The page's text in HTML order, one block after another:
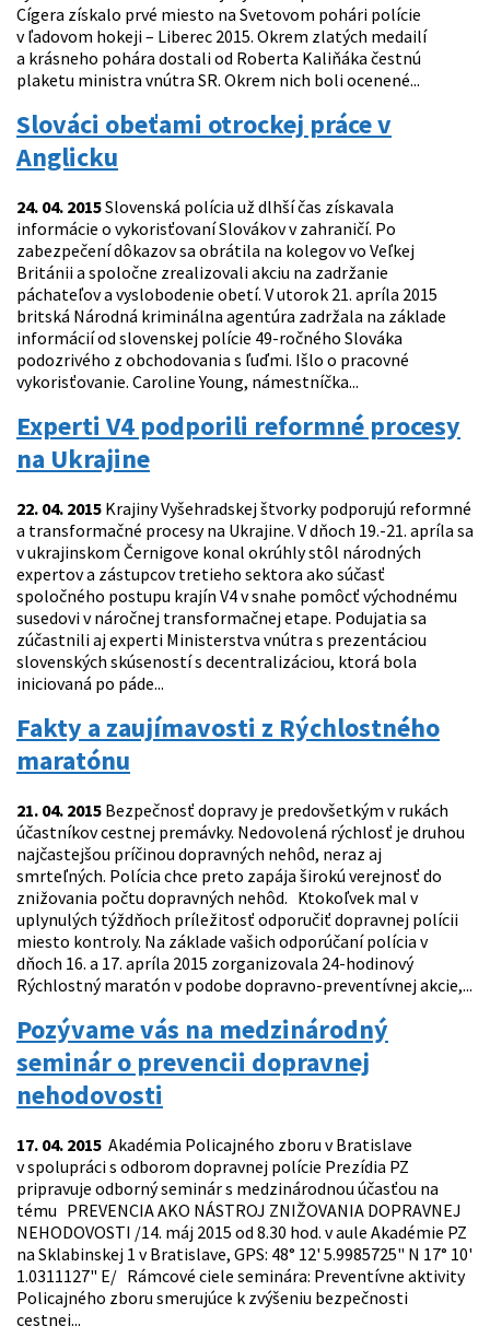
Cígera získalo prvé miesto na Svetovom pohári polície
v ľadovom hokeji – Liberec 2015. Okrem zlatých medailí
a krásneho pohára dostali od Roberta Kaliňáka čestnú
plaketu ministra vnútra SR. Okrem nich boli ocenené...
Slováci obeťami otrockej práce v
Anglicku
24. 04. 2015Slovenská polícia už dlhší čas získavala
informácie o vykorisťovaní Slovákov v zahraničí. Po
zabezpečení dôkazov sa obrátila na kolegov vo Veľkej
Británii a spoločne zrealizovali akciu na zadržanie
páchateľov a vyslobodenie obetí. V utorok 21. apríla 2015
britská Národná kriminálna agentúra zadržala na základe
informácií od slovenskej polície 49-ročného Slováka
podozrivého z obchodovania s ľuďmi. Išlo o pracovné
vykorisťovanie. Caroline Young, námestníčka...
Experti V4 podporili reformné procesy
na Ukrajine
22. 04. 2015 Krajiny Vyšehradskej štvorky podporujú reformné
a transformačné procesy na Ukrajine. V dňoch 19.-21. apríla sa
v ukrajinskom Černigove konal okrúhly stôl národných
expertov a zástupcov tretieho sektora ako súčasť
spoločného postupu krajín V4 v snahe pomôcť východnému
susedovi v náročnej transformačnej etape. Podujatia sa
zúčastnili aj experti Ministerstva vnútra s prezentáciou
slovenských skúseností s decentralizáciou, ktorá bola
iniciovaná po páde...
Fakty a zaujímavosti z Rýchlostného
maratónu
21. 04. 2015 Bezpečnosť dopravy je predovšetkým v rukách
účastníkov cestnej premávky. Nedovolená rýchlosť je druhou
najčastejšou príčinou dopravných nehôd, neraz aj
smrteľných. Polícia chce preto zapája širokú verejnosť do
znižovania počtu dopravných nehôd. Ktokoľvek mal v
uplynulých týždňoch príležitosť odporučiť dopravnej polícii
miesto kontroly. Na základe vašich odporúčaní polícia v
dňoch 16. a 17. apríla 2015 zorganizovala 24-hodinový
Rýchlostný maratón v podobe dopravno-preventívnej akcie,...
Pozývame vás na medzinárodný
seminár o prevencii dopravnej
nehodovosti
17. 04. 2015 Akadémia Policajného zboru v Bratislave
v spolupráci s odborom dopravnej polície Prezídia PZ
pripravuje odborný seminár s medzinárodnou účasťou na
tému PREVENCIA AKO NÁSTROJ ZNIŽOVANIA DOPRAVNEJ
NEHODOVOSTI /14. máj 2015 od 8.30 hod. v aule Akadémie PZ
na Sklabinskej 1 v Bratislave, GPS: 48° 12' 5.9985725" N 17° 10'
1.0311127" E/ Rámcové ciele seminára: Preventívne aktivity
Policajného zboru smerujúce k zvýšeniu bezpečnosti
cestnej...